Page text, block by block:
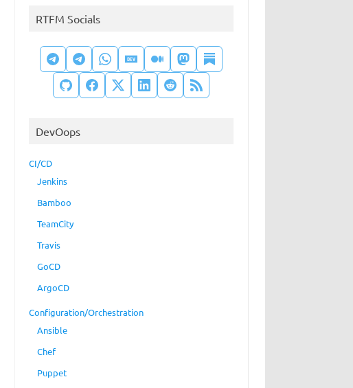
RTFM Socials
DevOops
CI/CD
Jenkins
Bamboo
TeamCity
Travis
GoCD
ArgoCD
Configuration/Orchestration
Ansible
Chef
Puppet